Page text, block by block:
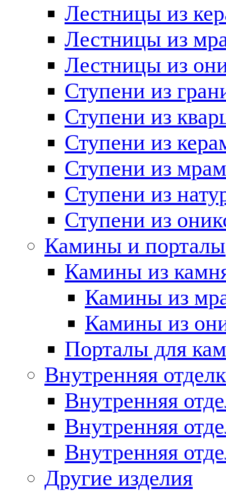
Лестницы из
Лестницы из
Лестницы из
Ступени из
Ступени из
Ступени из
Ступени из
Ступени из
Ступени из
Камины и порталы
Камины из
Камины из
Камины из
Порталы для
Внутренняя
Внутренняя
Внутренняя
Внутренняя
Другие изделия